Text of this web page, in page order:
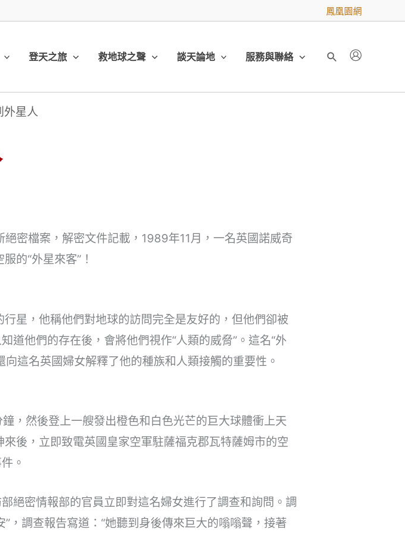
鳳凰園網
登天之旅 救地球之聲 談天論地 服務與聯絡
搜
外星人
密檔案，解密文件記載，1989年11月，一名英國諾威奇
的“外星來客”！
星，他稱他們對地球的訪問完全是友好的，但他們卻被
道他們的存在後，會將他們視作“人類的威脅”。這名“外
這名英國婦女解釋了他的種族和人類接觸的重要性。
，然後登上一艘發出橙色和白色光芒的巨大球體衝上天
後，立即致電英國皇家空軍駐薩福克郡瓦特薩姆市的空
。
絕密情報部的官員立即對這名婦女進行了調查和詢問。調
，調查報告寫道：“她聽到身後傳來巨大的嗡嗡聲，接著